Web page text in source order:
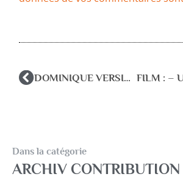
DOMINIQUE VERSINI, DEFENSEURE DES ENFANTS
Dans la catégorie
ARCHIV